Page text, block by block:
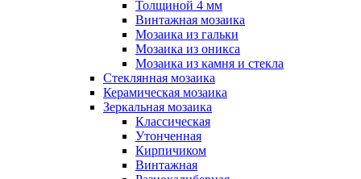
Толщиной 4 мм
Винтажная мозаика
Мозаика из гальки
Мозаика из оникса
Мозаика из камня и стекла
Стеклянная мозаика
Керамическая мозаика
Зеркальная мозаика
Классическая
Утонченная
Кирпичиком
Винтажная